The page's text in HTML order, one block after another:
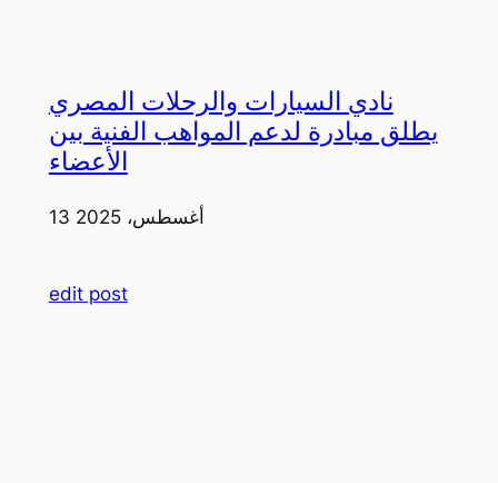
نادي السيارات والرحلات المصري
يطلق مبادرة لدعم المواهب الفنية بين
الأعضاء
13 أغسطس، 2025
edit post